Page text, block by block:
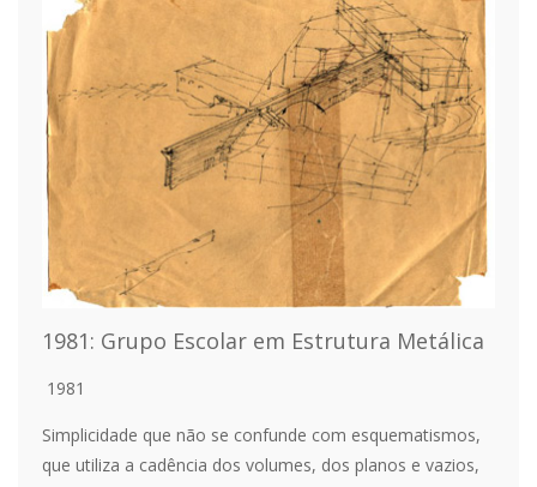
1981: Grupo Escolar em Estrutura Metálica
1981
Simplicidade que não se confunde com esquematismos,
que utiliza a cadência dos volumes, dos planos e vazios,